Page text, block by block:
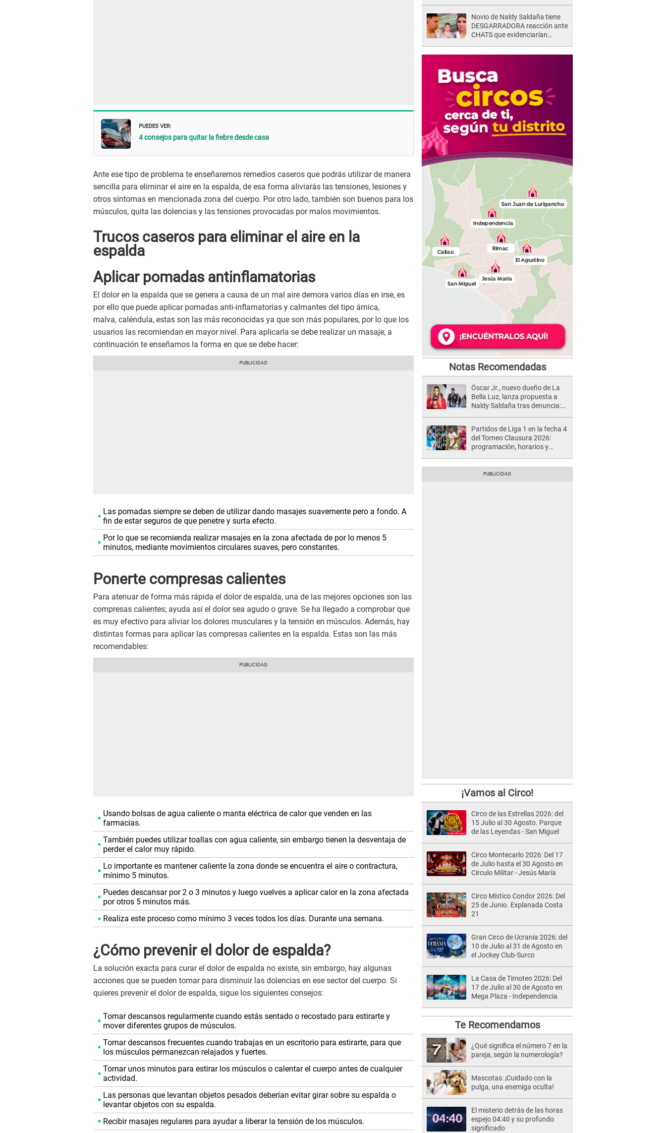
PUEDES VER:
4 consejos para quitar la fiebre desde casa
Ante ese tipo de problema te enseñaremos remedios caseros que podrás utilizar de manera
sencilla para eliminar el aire en la espalda, de esa forma aliviarás las tensiones, lesiones y
otros síntomas en mencionada zona del cuerpo. Por otro lado, también son buenos para los
músculos, quita las dolencias y las tensiones provocadas por malos movimientos.
Trucos caseros para eliminar el aire en la
espalda
Aplicar pomadas antinflamatorias
El dolor en la espalda que se genera a causa de un mal aire demora varios días en irse, es
por ello que puede aplicar pomadas anti-inflamatorias y calmantes del tipo árnica,
malva, caléndula, estas son las más reconocidas ya que son más populares, por lo que los
usuarios las recomiendan en mayor nivel. Para aplicarla se debe realizar un masaje, a
continuación te enseñamos la forma en que se debe hacer:
Las pomadas siempre se deben de utilizar dando masajes suavemente pero a fondo. A
fin de estar seguros de que penetre y surta efecto.
Por lo que se recomienda realizar masajes en la zona afectada de por lo menos 5
minutos, mediante movimientos circulares suaves, pero constantes.
Ponerte compresas calientes
Para atenuar de forma más rápida el dolor de espalda, una de las mejores opciones son las
compresas calientes; ayuda así el dolor sea agudo o grave. Se ha llegado a comprobar que
es muy efectivo para aliviar los dolores musculares y la tensión en músculos. Además, hay
distintas formas para aplicar las compresas calientes en la espalda. Estas son las más
recomendables:
Usando bolsas de agua caliente o manta eléctrica de calor que venden en las
farmacias.
También puedes utilizar toallas con agua caliente, sin embargo tienen la desventaja de
perder el calor muy rápido.
Lo importante es mantener caliente la zona donde se encuentra el aire o contractura,
mínimo 5 minutos.
Puedes descansar por 2 o 3 minutos y luego vuelves a aplicar calor en la zona afectada
por otros 5 minutos más.
Realiza este proceso como mínimo 3 veces todos los días. Durante una semana.
¿Cómo prevenir el dolor de espalda?
La solución exacta para curar el dolor de espalda no existe, sin embargo, hay algunas
acciones que se pueden tomar para disminuir las dolencias en ese sector del cuerpo. Si
quieres prevenir el dolor de espalda, sigue los siguientes consejos:
Tomar descansos regularmente cuando estás sentado o recostado para estirarte y
mover diferentes grupos de músculos.
Tomar descansos frecuentes cuando trabajas en un escritorio para estirarte, para que
los músculos permanezcan relajados y fuertes.
Tomar unos minutos para estirar los músculos o calentar el cuerpo antes de cualquier
actividad.
Las personas que levantan objetos pesados deberían evitar girar sobre su espalda o
levantar objetos con su espalda.
Recibir masajes regulares para ayudar a liberar la tensión de los músculos.
Novio de Naldy Saldaña tiene
DESGARRADORA reacción ante
CHATS que evidenciarían
Notas Recomendadas
Óscar Jr., nuevo dueño de La
Bella Luz, lanza propuesta a
Naldy Saldaña tras denuncia:
Partidos de Liga 1 en la fecha 4
del Torneo Clausura 2026:
programación, horarios y
¡Vamos al Circo!
Circo de las Estrellas 2026: del
15 Julio al 30 Agosto. Parque
de las Leyendas - San Miguel
Circo Montecarlo 2026: Del 17
de Julio hasta el 30 Agosto en
Círculo Militar - Jesús María
Circo Místico Condor 2026: Del
25 de Junio. Explanada Costa
21
Gran Circo de Ucrania 2026: del
10 de Julio al 31 de Agosto en
el Jockey Club-Surco
La Casa de Timoteo 2026: Del
17 de Julio al 30 de Agosto en
Mega Plaza - Independencia
Te Recomendamos
¿Qué significa el número 7 en la
pareja, según la numerología?
Mascotas: ¡Cuidado con la
pulga, una enemiga oculta!
El misterio detrás de las horas
espejo 04:40 y su profundo
significado